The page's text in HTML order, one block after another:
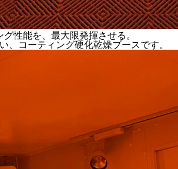
グ性能を、最大限発揮させる。
、コーティング硬化乾燥ブースです。